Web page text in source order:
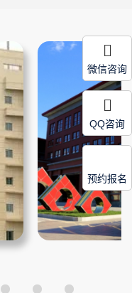
微信咨询
QQ咨询
预约报名